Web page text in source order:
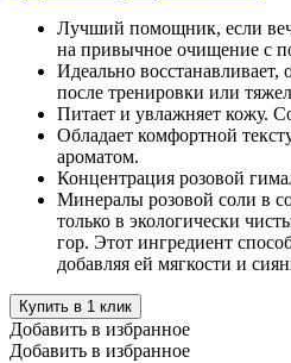
Лучший помощник, если
на привычное очищение с
Идеально
после тренировки или
Питает и увлажняет кожу.
Обладает комфортной
ароматом.
Концентрация розовой
Минералы розовой соли в
только в экологически
гор. Этот ингредиент
добавляя ей мягкости и
Купить в 1 клик
Добавить в избранное
Добавить в избранное